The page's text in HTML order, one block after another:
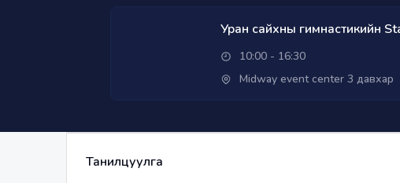
Уран сайхны гимнастикийн
10:00 - 16:30
Midway event center 3 давхар
Танилцуулга